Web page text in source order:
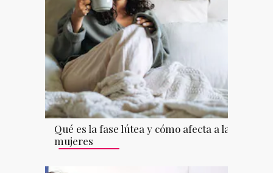
Qué es la fase lútea y cómo afecta a las
mujeres